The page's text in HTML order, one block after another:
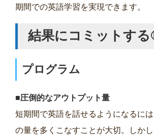
期間での英語学習を実現できます。
結果にコミットす
プログラム
■圧倒的なアウトプット量
短期間で英語を話せるようになるに
の量を多くこなすことが大切。しか